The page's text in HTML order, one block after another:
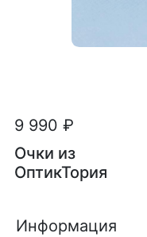
9 990 ₽
Очки из
ОптикТория
Информация